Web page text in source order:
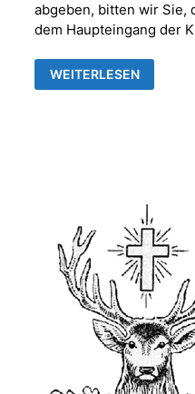
abgeben, bitten wir Sie,
dem Haupteingang der
EINLADUNG
ZUM
ERNTEDANKFEST
WEITERLESEN